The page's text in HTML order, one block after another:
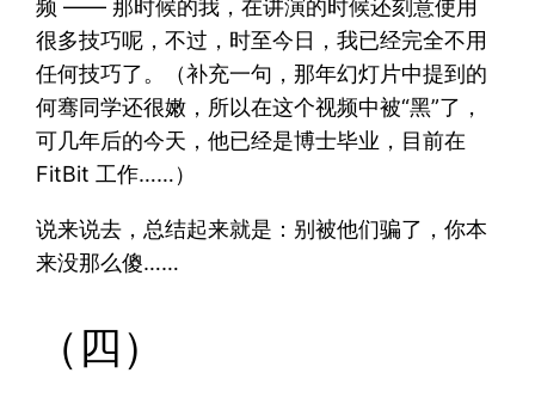
频 —— 那时候的我，在讲演的时候还刻意使用
很多技巧呢，不过，时至今日，我已经完全不用
任何技巧了。（补充一句，那年幻灯片中提到的
何骞同学还很嫩，所以在这个视频中被“黑”了，
可几年后的今天，他已经是博士毕业，目前在
FitBit 工作……）
说来说去，总结起来就是：别被他们骗了，你本
来没那么傻……
（四）